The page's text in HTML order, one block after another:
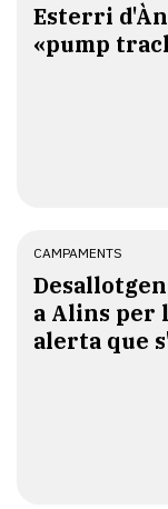
Esterri
«pump
CAMPAMENTS
a Alins per
alerta que